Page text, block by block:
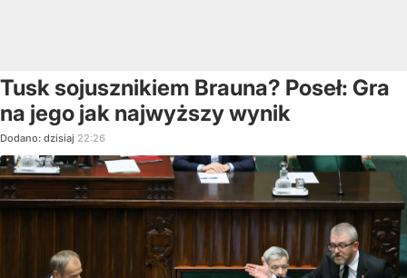
Tusk sojusznikiem Brauna? Poseł: Gra
na jego jak najwyższy wynik
Dodano: dzisiaj 22:26